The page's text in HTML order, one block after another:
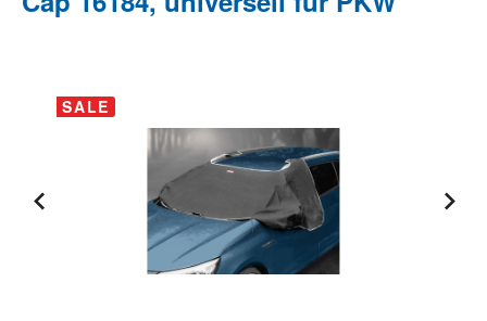
Bildergalerie überspringen
SALE